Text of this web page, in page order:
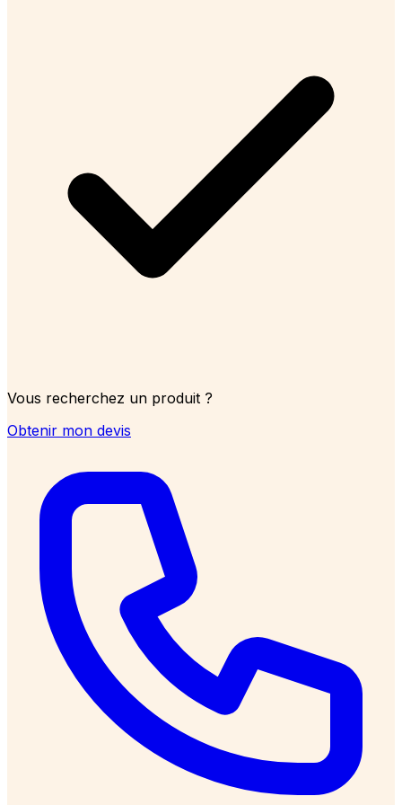
Vous recherchez un produit ?
Obtenir mon devis